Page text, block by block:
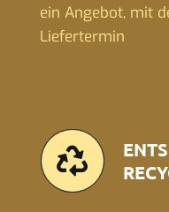
ein Angebot, mit
Liefertermin